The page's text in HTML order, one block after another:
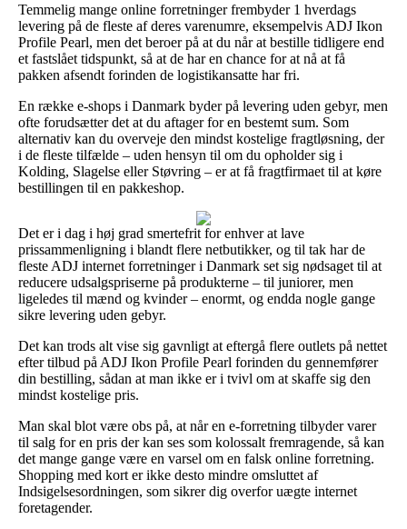
Temmelig mange online forretninger frembyder 1 hverdags
levering på de fleste af deres varenumre, eksempelvis ADJ Ikon
Profile Pearl, men det beroer på at du når at bestille tidligere end
et fastslået tidspunkt, så at de har en chance for at nå at få
pakken afsendt forinden de logistikansatte har fri.
En række e-shops i Danmark byder på levering uden gebyr, men
ofte forudsætter det at du aftager for en bestemt sum. Som
alternativ kan du overveje den mindst kostelige fragtløsning, der
i de fleste tilfælde – uden hensyn til om du opholder sig i
Kolding, Slagelse eller Støvring – er at få fragtfirmaet til at køre
bestillingen til en pakkeshop.
Det er i dag i høj grad smertefrit for enhver at lave
prissammenligning i blandt flere netbutikker, og til tak har de
fleste ADJ internet forretninger i Danmark set sig nødsaget til at
reducere udsalgspriserne på produkterne – til juniorer, men
ligeledes til mænd og kvinder – enormt, og endda nogle gange
sikre levering uden gebyr.
Det kan trods alt vise sig gavnligt at eftergå flere outlets på nettet
efter tilbud på ADJ Ikon Profile Pearl forinden du gennemfører
din bestilling, sådan at man ikke er i tvivl om at skaffe sig den
mindst kostelige pris.
Man skal blot være obs på, at når en e-forretning tilbyder varer
til salg for en pris der kan ses som kolossalt fremragende, så kan
det mange gange være en varsel om en falsk online forretning.
Shopping med kort er ikke desto mindre omsluttet af
Indsigelsesordningen, som sikrer dig overfor uægte internet
foretagender.